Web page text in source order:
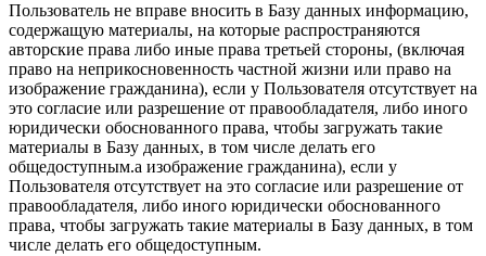
Пользователь не вправе вносить в Базу данных информацию,
содержащую материалы, на которые распространяются
авторские права либо иные права третьей стороны, (включая
право на неприкосновенность частной жизни или право на
изображение гражданина), если у Пользователя отсутствует на
это согласие или разрешение от правообладателя, либо иного
юридически обоснованного права, чтобы загружать такие
материалы в Базу данных, в том числе делать его
общедоступным.а изображение гражданина), если у
Пользователя отсутствует на это согласие или разрешение от
правообладателя, либо иного юридически обоснованного
права, чтобы загружать такие материалы в Базу данных, в том
числе делать его общедоступным.